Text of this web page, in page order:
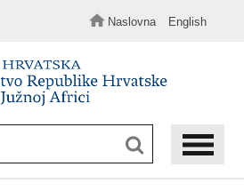
Naslovna English